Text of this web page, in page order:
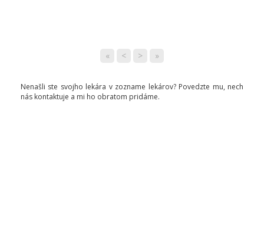
« < > »
Nenašli ste svojho lekára v zozname lekárov? Povedzte mu, nech
nás kontaktuje a mi ho obratom pridáme.